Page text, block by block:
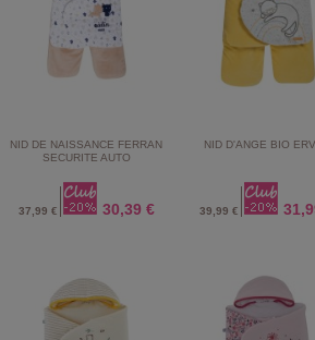
NID DE NAISSANCE FERRAN
SECURITE AUTO
37,99 € 30,39 €
NID D'ANGE BIO
39,99 €